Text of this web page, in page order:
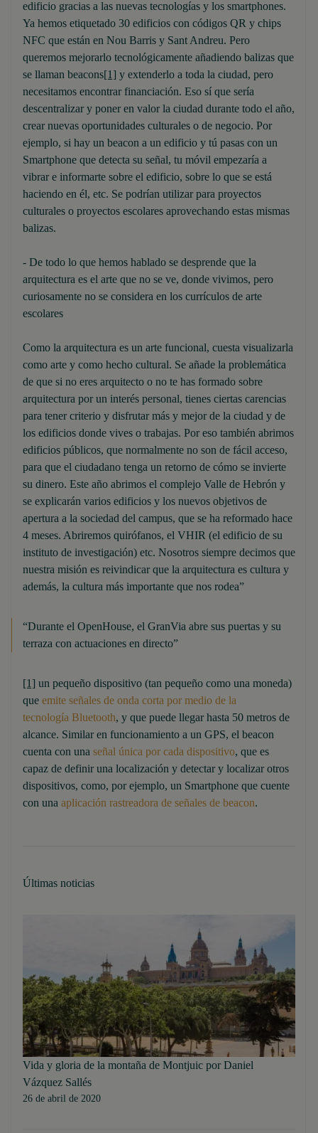
edificio gracias a las nuevas tecnologías y los smartphones.
Ya hemos etiquetado 30 edificios con códigos QR y chips
NFC que están en Nou Barris y Sant Andreu. Pero
queremos mejorarlo tecnológicamente añadiendo balizas que
se llaman beacons[1] y extenderlo a toda la ciudad, pero
necesitamos encontrar financiación. Eso sí que sería
descentralizar y poner en valor la ciudad durante todo el año,
crear nuevas oportunidades culturales o de negocio. Por
ejemplo, si hay un beacon a un edificio y tú pasas con un
Smartphone que detecta su señal, tu móvil empezaría a
vibrar e informarte sobre el edificio, sobre lo que se está
haciendo en él, etc. Se podrían utilizar para proyectos
culturales o proyectos escolares aprovechando estas mismas
balizas.
- De todo lo que hemos hablado se desprende que la
arquitectura es el arte que no se ve, donde vivimos, pero
curiosamente no se considera en los currículos de arte
escolares
Como la arquitectura es un arte funcional, cuesta visualizarla
como arte y como hecho cultural. Se añade la problemática
de que si no eres arquitecto o no te has formado sobre
arquitectura por un interés personal, tienes ciertas carencias
para tener criterio y disfrutar más y mejor de la ciudad y de
los edificios donde vives o trabajas. Por eso también abrimos
edificios públicos, que normalmente no son de fácil acceso,
para que el ciudadano tenga un retorno de cómo se invierte
su dinero. Este año abrimos el complejo Valle de Hebrón y
se explicarán varios edificios y los nuevos objetivos de
apertura a la sociedad del campus, que se ha reformado hace
4 meses. Abriremos quirófanos, el VHIR (el edificio de su
instituto de investigación) etc. Nosotros siempre decimos que
nuestra misión es reivindicar que la arquitectura es cultura y
además, la cultura más importante que nos rodea”
“Durante el OpenHouse, el GranVia abre sus puertas y su
terraza con actuaciones en directo”
[1] un pequeño dispositivo (tan pequeño como una moneda)
que emite señales de onda corta por medio de la
tecnología Bluetooth, y que puede llegar hasta 50 metros de
alcance. Similar en funcionamiento a un GPS, el beacon
cuenta con una señal única por cada dispositivo, que es
capaz de definir una localización y detectar y localizar otros
dispositivos, como, por ejemplo, un Smartphone que cuente
con una aplicación rastreadora de señales de beacon.
Últimas noticias
Vida y gloria de la montaña de Montjuic por Daniel
Vázquez Sallés
26 de abril de 2020